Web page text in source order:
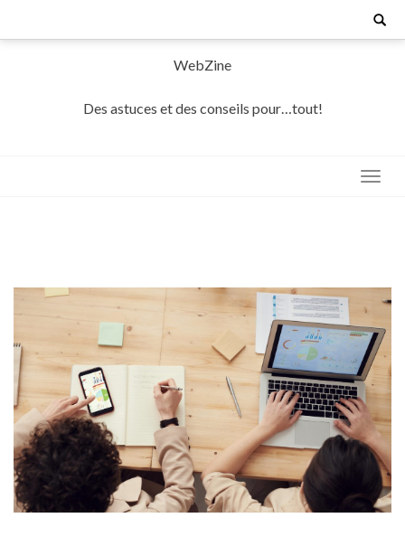
Search
WebZine
Des astuces et des conseils pour…tout!